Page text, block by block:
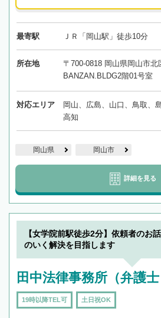
最寄駅 ＪＲ「岡山駅」徒歩10分
所在地
〒700-0818 岡山県岡山市北
BANZAN.BLDG2階01号室
対応エリア
岡山、広島、山口、鳥取、
高知
岡山県 岡山市
詳細を見る
【女学院前駅徒歩2分】依頼者のお
のいく解決を目指します
田中法律事務所（弁護士
19時以降TEL可 土日祝OK